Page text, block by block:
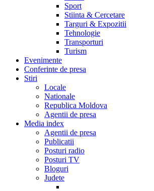
Sport
Stiinta & Cercetare
Targuri & Expozitii
Tehnologie
Transporturi
Turism
Evenimente
Conferinte de presa
Stiri
Locale
Nationale
Republica Moldova
Agentii de presa
Media index
Agentii de presa
Publicatii
Posturi radio
Posturi TV
Bloguri
Judete